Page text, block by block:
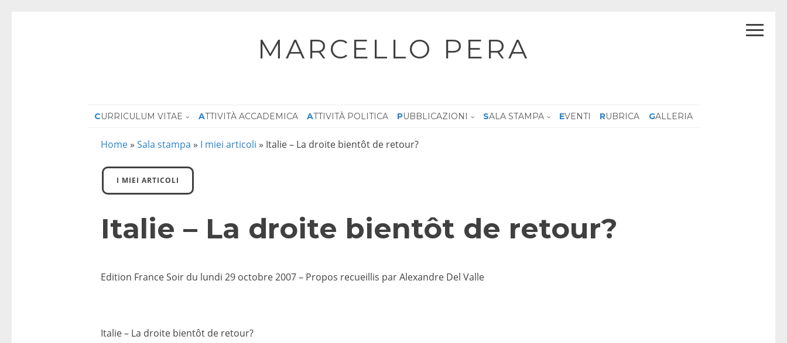
MARCELLO PERA
CURRICULUM VITAE ATTIVITÀ ACCADEMICA ATTIVITÀ POLITICA PUBBLICAZIONI SALA STAMPA EVENTI RUBRICA GALLERIA
Home » Sala stampa » I miei articoli » Italie – La droite bientôt de retour?
I MIEI ARTICOLI
Italie – La droite bientôt de retour?
Edition France Soir du lundi 29 octobre 2007 – Propos recueillis par Alexandre Del Valle
Italie – La droite bientôt de retour?